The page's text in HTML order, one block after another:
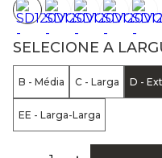
SELECIONE A
B - Média C - Larga D -
EE - Larga-Larga